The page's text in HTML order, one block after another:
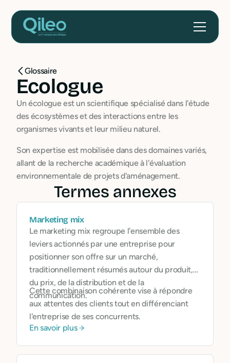
Glossaire
Ecologue
Un écologue est un scientifique spécialisé dans l'étude
des écosystèmes et des interactions entre les
organismes vivants et leur milieu naturel.
Son expertise est mobilisée dans des domaines variés,
allant de la recherche académique à l'évaluation
environnementale de projets d'aménagement.
Termes annexes
Marketing mix
Le marketing mix regroupe l'ensemble des
leviers actionnés par une entreprise pour
positionner son offre sur un marché,
traditionnellement résumés autour du produit,
du prix, de la distribution et de la
communication.
Cette combinaison cohérente vise à répondre
aux attentes des clients tout en différenciant
l'entreprise de ses concurrents.
En savoir plus